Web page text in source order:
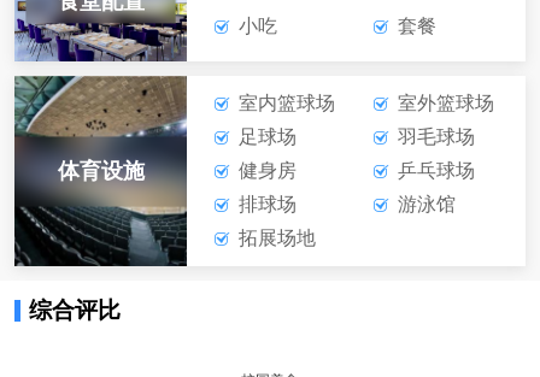
小吃 套餐
体育设施
室内篮球场
室外篮球场
足球场
羽毛球场
健身房
乒乓球场
排球场
游泳馆
拓展场地
综合评比